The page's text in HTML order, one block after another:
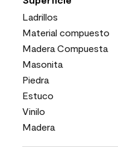
Ladrillos
Material compuesto
Madera Compuesta
Masonita
Piedra
Estuco
Vinilo
Madera